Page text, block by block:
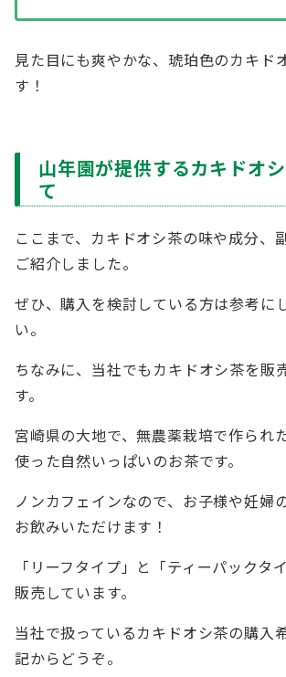
見た目にも爽やかな、琥珀色のカキド
す！
山年園が提供するカキドオ
て
ここまで、カキドオシ茶の味や成分、
ご紹介しました。
ぜひ、購入を検討している方は参考に
い。
ちなみに、当社でもカキドオシ茶を販
す。
宮崎県の大地で、無農薬栽培で作られ
使った自然いっぱいのお茶です。
ノンカフェインなので、お子様や妊婦
お飲みいただけます！
「リーフタイプ」と「ティーパックタ
販売しています。
当社で扱っているカキドオシ茶の購入
記からどうぞ。